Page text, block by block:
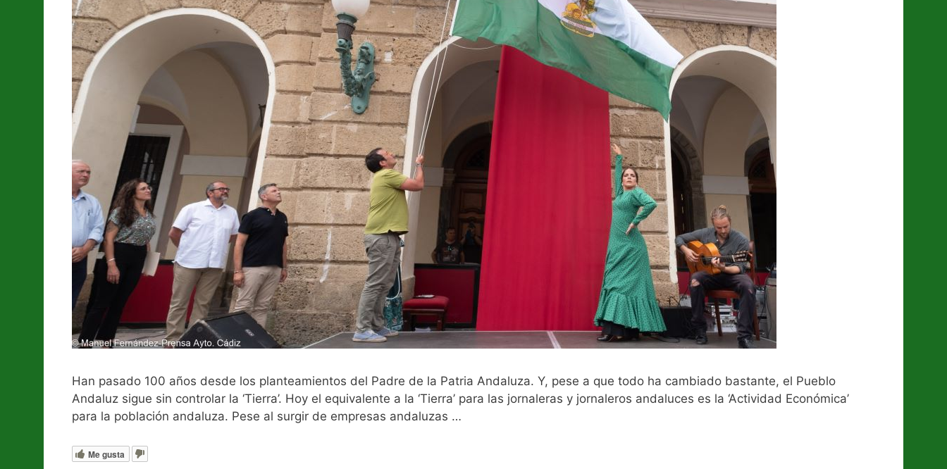
Han pasado 100 años desde los planteamientos del Padre de la Patria Andaluza. Y, pese a que todo ha cambiado bastante, el Pueblo
Andaluz sigue sin controlar la ‘Tierra’. Hoy el equivalente a la ‘Tierra’ para las jornaleras y jornaleros andaluces es la ‘Actividad Económica’
para la población andaluza. Pese al surgir de empresas andaluzas …
Me gusta